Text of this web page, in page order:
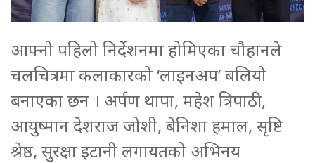
आफ्नो पहिलो निर्देशनमा होमिएका चौहानले
चलचित्रमा कलाकारको ‘लाइनअप’ बलियो
बनाएका छन । अर्पण थापा, महेश त्रिपाठी,
आयुष्मान देशराज जोशी, बेनिशा हमाल, सृष्टि
श्रेष्ठ, सुरक्षा इटानी लगायतको अभिनय